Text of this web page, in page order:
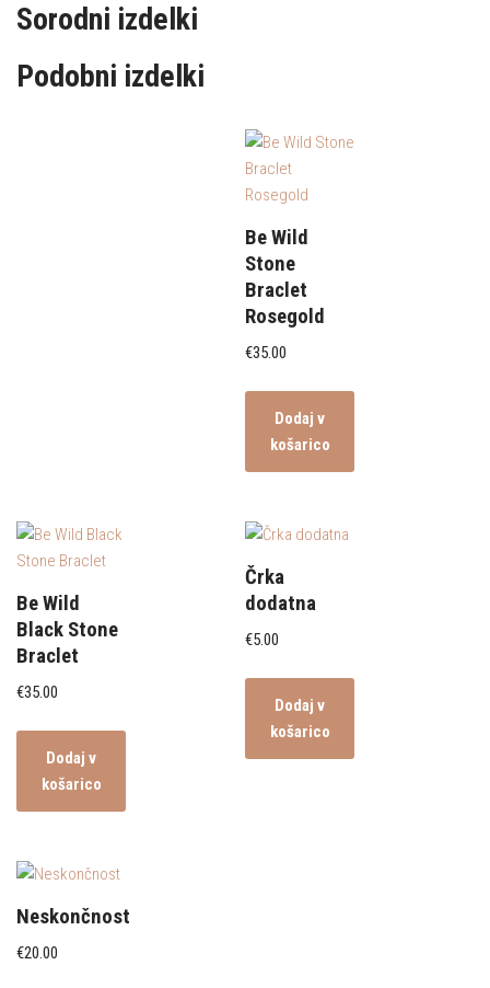
Sorodni izdelki
Podobni izdelki
Be Wild
Stone
Braclet
Rosegold
€35.00
Dodaj v
košarico
Be Wild
Black Stone
Braclet
€35.00
Dodaj v
košarico
Črka
dodatna
€5.00
Dodaj v
košarico
Neskončnost
€20.00